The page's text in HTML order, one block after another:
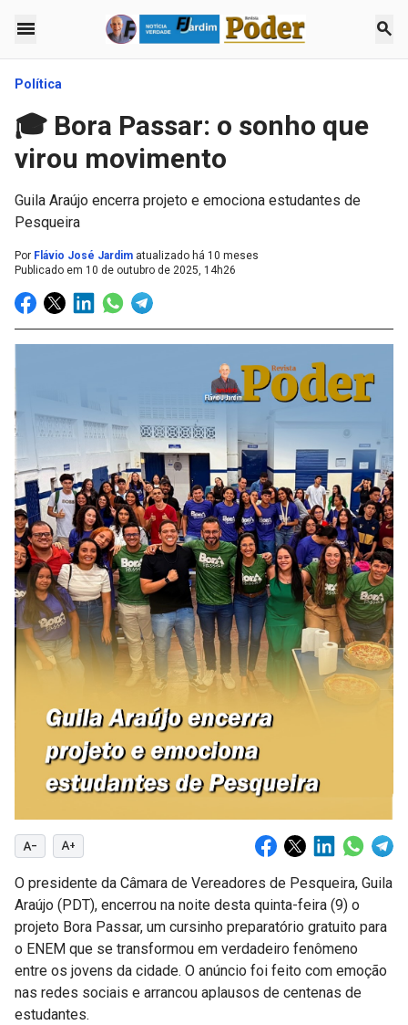
menu search
Política
🎓 Bora Passar: o sonho que
virou movimento
Guila Araújo encerra projeto e emociona estudantes de
Pesqueira
Por Flávio José Jardim atualizado há 10 meses
Publicado em 10 de outubro de 2025, 14h26
text_decrease text_increase
O presidente da Câmara de Vereadores de Pesqueira, Guila
Araújo (PDT), encerrou na noite desta quinta-feira (9) o
projeto Bora Passar, um cursinho preparatório gratuito para
o ENEM que se transformou em verdadeiro fenômeno
entre os jovens da cidade. O anúncio foi feito com emoção
nas redes sociais e arrancou aplausos de centenas de
estudantes.